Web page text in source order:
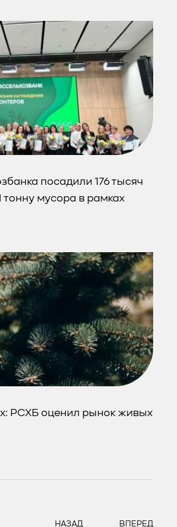
посадили 176 тысяч
тонну мусора в рамках
РСХБ оценил рынок живых
НАЗАД ВПЕРЕД